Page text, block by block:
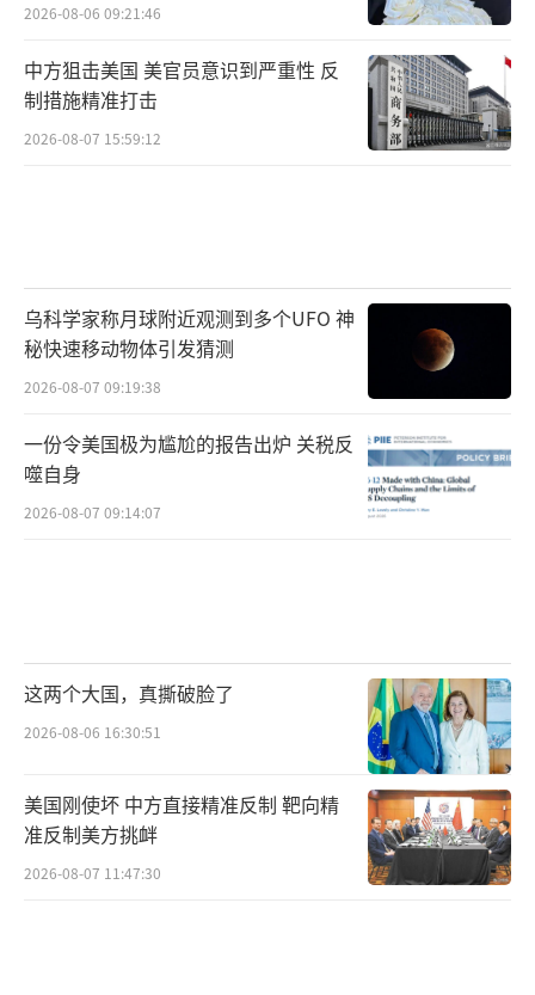
2026-08-06 09:21:46
中方狙击美国 美官员意识到严重性 反
制措施精准打击
2026-08-07 15:59:12
乌科学家称月球附近观测到多个UFO 神
秘快速移动物体引发猜测
2026-08-07 09:19:38
一份令美国极为尴尬的报告出炉 关税反
噬自身
2026-08-07 09:14:07
这两个大国，真撕破脸了
2026-08-06 16:30:51
美国刚使坏 中方直接精准反制 靶向精
准反制美方挑衅
2026-08-07 11:47:30